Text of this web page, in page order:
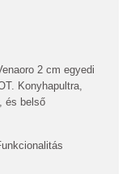
2 cm egyedi
Konyhapultra,
és belső